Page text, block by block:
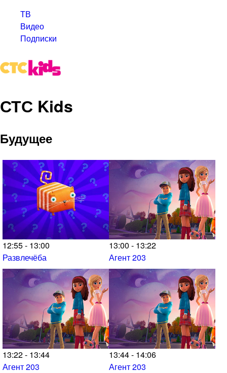
ТВ
Видео
Подписки
СТС Kids
Будущее
12:55 - 13:00
Развлечёба
13:00 - 13:22
Агент 203
13:22 - 13:44
Агент 203
13:44 - 14:06
Агент 203